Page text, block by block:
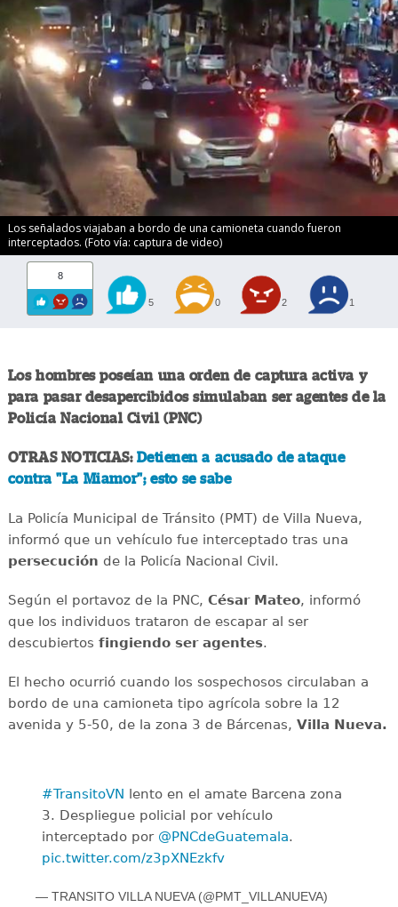
Los señalados viajaban a bordo de una camioneta cuando fueron
interceptados. (Foto vía: captura de video)
8
5 0 2 1
Los hombres poseían una orden de captura activa y
para pasar desapercibidos simulaban ser agentes de la
Policía Nacional Civil (PNC)
OTRAS NOTICIAS: Detienen a acusado de ataque
contra "La Miamor"; esto se sabe
La Policía Municipal de Tránsito (PMT) de Villa Nueva,
informó que un vehículo fue interceptado tras una
persecución de la Policía Nacional Civil.
Según el portavoz de la PNC, César Mateo, informó
que los individuos trataron de escapar al ser
descubiertos fingiendo ser agentes.
El hecho ocurrió cuando los sospechosos circulaban a
bordo de una camioneta tipo agrícola sobre la 12
avenida y 5-50, de la zona 3 de Bárcenas, Villa Nueva.
#TransitoVN lento en el amate Barcena zona
3. Despliegue policial por vehículo
interceptado por @PNCdeGuatemala.
pic.twitter.com/z3pXNEzkfv
— TRANSITO VILLA NUEVA (@PMT_VILLANUEVA)